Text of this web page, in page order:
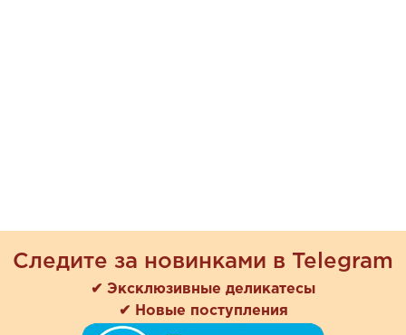
Следите за новинками в Telegram
✔ Эксклюзивные деликатесы
✔ Новые поступления